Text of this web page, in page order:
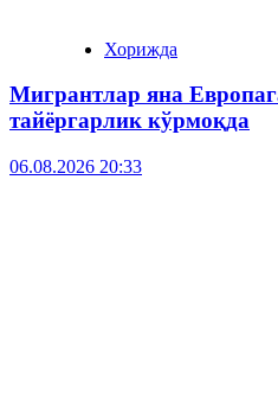
Хорижда
Мигрантлар яна
тайёргарлик кўрмоқда
06.08.2026 20:33